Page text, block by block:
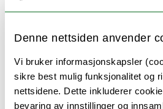
Denne nettsiden anvender
Vi bruker informasjonskapsler
sikre best mulig funksjonalitet og
nettsidene. Dette inkluderer
bevaring av innstillinger og
- Kaxwell, professor ved
musikkonservatoriet